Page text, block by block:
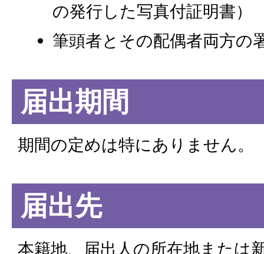
の発行した写真付証明書）
筆頭者とその配偶者両方の
届出期間
期間の定めは特にありません。
届出先
本籍地、届出人の所在地または